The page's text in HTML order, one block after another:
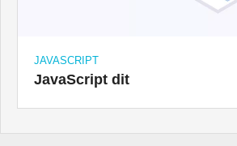
JAVASCRIPT
JavaScript dit